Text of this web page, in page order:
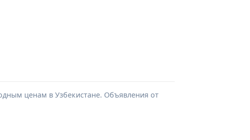
ценам в Узбекистане. Объявления от